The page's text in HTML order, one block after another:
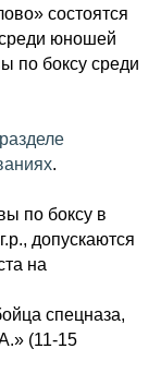
состоятся
юношей
по боксу среди
разделе
.
по боксу в
допускаются
на
спецназа,
(11-15